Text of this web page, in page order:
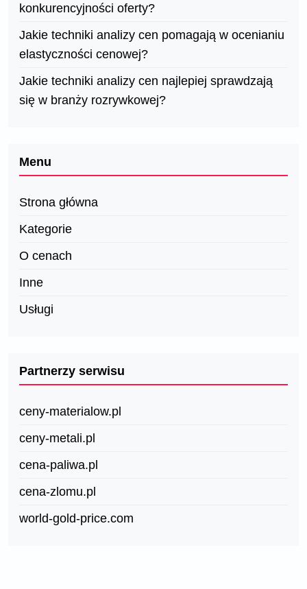
konkurencyjności oferty?
Jakie techniki analizy cen pomagają w ocenianiu
elastyczności cenowej?
Jakie techniki analizy cen najlepiej sprawdzają
się w branży rozrywkowej?
Menu
Strona główna
Kategorie
O cenach
Inne
Usługi
Partnerzy serwisu
ceny-materialow.pl
ceny-metali.pl
cena-paliwa.pl
cena-zlomu.pl
world-gold-price.com